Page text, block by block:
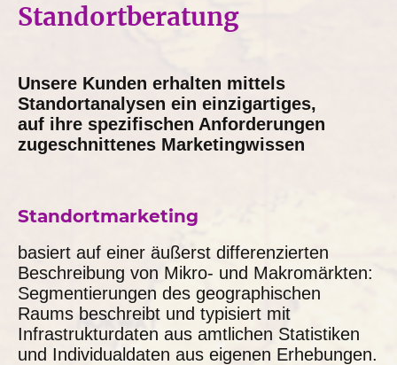
Standortberatung
Unsere Kunden erhalten mittels
Standortanalysen ein einzigartiges,
auf ihre spezifischen Anforderungen
zugeschnittenes Marketingwissen
Standortmarketing
basiert auf einer äußerst differenzierten
Beschreibung von Mikro- und Makromärkten:
Segmentierungen des geographischen
Raums beschreibt und typisiert mit
Infrastrukturdaten aus amtlichen Statistiken
und Individualdaten aus eigenen Erhebungen.